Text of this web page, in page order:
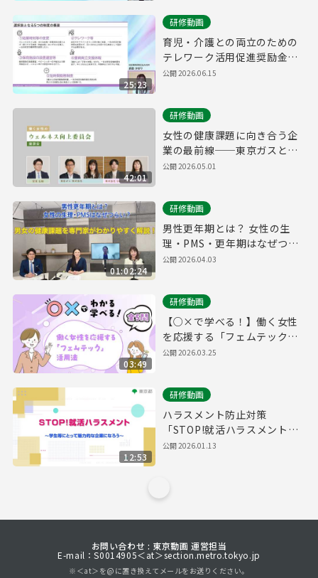
25:23
研修動画
育児・介護との両立のための
テレワーク活用促進奨励金
研修動画①
公開2026.06.15
42:01
研修動画
女性の健康課題に向き合う企
業の最前線──東京ガスと
SAKURUGが語る、社内制度
公開2026.05.01
01:02:24
研修動画
男性更年期とは？ 女性の生
理・PMS・更年期はなぜつら
い？男女の健康課題を専門家
公開2026.04.03
03:49
研修動画
【○×で学べる！】働く女性
を応援する「フェムテック」
活用法
公開2026.03.25
12:53
研修動画
ハラスメント防止対策
「STOP!就活ハラスメント～
学生等にとって魅力的な企業
公開2026.01.13
お問い合わせ : 東京動画 運営担当
E-mail：S0014905＜at＞section.metro.tokyo.jp
※＜at＞を@に置き換えてメールをお送りください。